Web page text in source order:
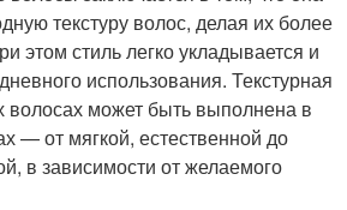
текстуру волос, делая их более
этом стиль легко укладывается и
использования. Текстурная
волосах может быть выполнена в
— от мягкой, естественной до
в зависимости от желаемого